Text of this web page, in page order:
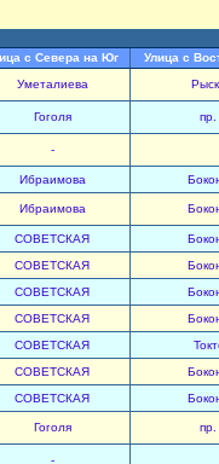
с Севера на Юг Улица с
Уметалиева
Гоголя
-
Ибраимова
Ибраимова
СОВЕТСКАЯ
СОВЕТСКАЯ
СОВЕТСКАЯ
СОВЕТСКАЯ
СОВЕТСКАЯ
СОВЕТСКАЯ
СОВЕТСКАЯ
Гоголя
-